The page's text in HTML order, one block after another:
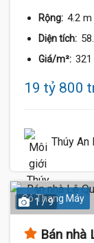
Rộng: 4.2 m
Diện tích:
Giá/m²:
19 tỷ 800
Thúy An
Có Thang Máy
1 / 9
Bán nhà